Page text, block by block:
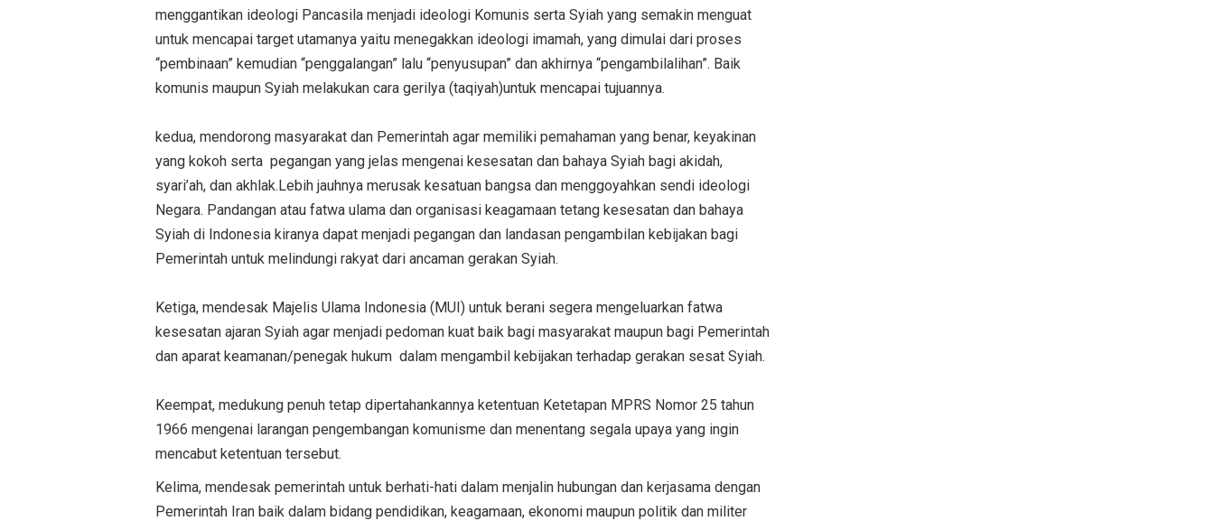
menggantikan ideologi Pancasila menjadi ideologi Komunis serta Syiah yang semakin menguat
untuk mencapai target utamanya yaitu menegakkan ideologi imamah, yang dimulai dari proses
“pembinaan” kemudian “penggalangan” lalu “penyusupan” dan akhirnya “pengambilalihan”. Baik
komunis maupun Syiah melakukan cara gerilya (taqiyah)untuk mencapai tujuannya.
kedua, mendorong masyarakat dan Pemerintah agar memiliki pemahaman yang benar, keyakinan
yang kokoh serta pegangan yang jelas mengenai kesesatan dan bahaya Syiah bagi akidah,
syari’ah, dan akhlak.Lebih jauhnya merusak kesatuan bangsa dan menggoyahkan sendi ideologi
Negara. Pandangan atau fatwa ulama dan organisasi keagamaan tetang kesesatan dan bahaya
Syiah di Indonesia kiranya dapat menjadi pegangan dan landasan pengambilan kebijakan bagi
Pemerintah untuk melindungi rakyat dari ancaman gerakan Syiah.
Ketiga, mendesak Majelis Ulama Indonesia (MUI) untuk berani segera mengeluarkan fatwa
kesesatan ajaran Syiah agar menjadi pedoman kuat baik bagi masyarakat maupun bagi Pemerintah
dan aparat keamanan/penegak hukum dalam mengambil kebijakan terhadap gerakan sesat Syiah.
Keempat, medukung penuh tetap dipertahankannya ketentuan Ketetapan MPRS Nomor 25 tahun
1966 mengenai larangan pengembangan komunisme dan menentang segala upaya yang ingin
mencabut ketentuan tersebut.
Kelima, mendesak pemerintah untuk berhati-hati dalam menjalin hubungan dan kerjasama dengan
Pemerintah Iran baik dalam bidang pendidikan, keagamaan, ekonomi maupun politik dan militer